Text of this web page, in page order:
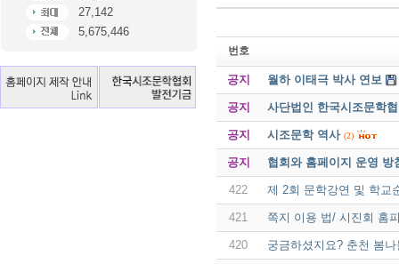
27,142
5,675,446
번호
공지 월하 이태극 박사 연보
공지 사단법인 한국시조문학
공지 시조문학 역사 (2)
공지 협회와 홈페이지 운영 방
422 제 2회 문학강연 및 학교
421 쪽지 이용 법/ 시진회 홈
420 궁금하셨지요? 춘천 봄